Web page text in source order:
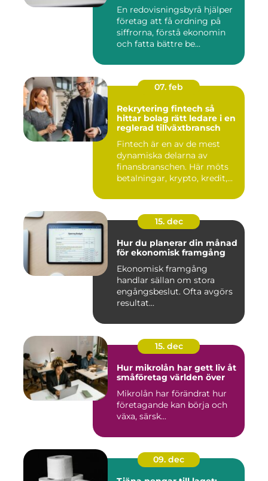
En redovisningsbyrå hjälper
företag att få ordning på
siffrorna, förstå ekonomin
och fatta bättre be...
07. feb
Rekrytering fintech så
hittar bolag rätt ledare i en
reglerad tillväxtbransch
Fintech är en av de mest
dynamiska delarna av
finansbranschen. Här möts
betalningar, krypto, kredit,...
15. dec
Hur du planerar din månad
för ekonomisk framgång
Ekonomisk framgång
handlar sällan om stora
engångsbeslut. Ofta avgörs
resultat...
15. dec
Hur mikrolån har gett liv åt
småföretag världen över
Mikrolån har förändrat hur
företagande kan börja och
växa, särsk...
09. dec